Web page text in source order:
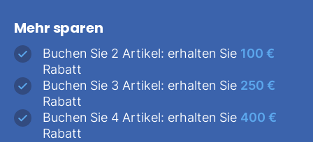
Mehr sparen
Buchen Sie 2 Artikel: erhalten Sie 100 €
Rabatt
Buchen Sie 3 Artikel: erhalten Sie 250 €
Rabatt
Buchen Sie 4 Artikel: erhalten Sie 400 €
Rabatt